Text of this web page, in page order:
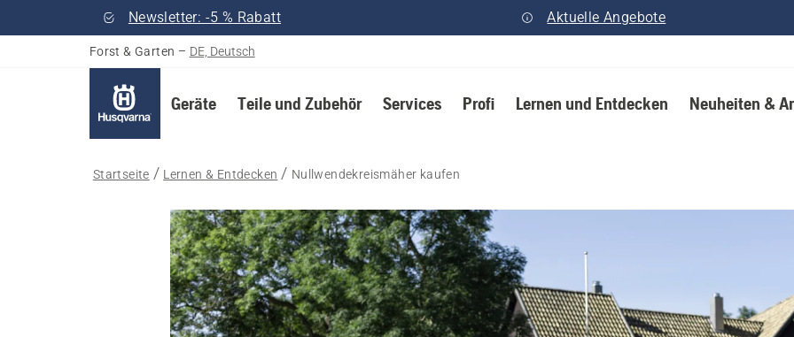
Newsletter: -5 % Rabatt Aktuelle Angebote
Forst & Garten – DE, Deutsch
Geräte Teile und Zubehör Services Profi Lernen und Entdecken Neuheiten &
Startseite Lernen & Entdecken Nullwendekreismäher kaufen